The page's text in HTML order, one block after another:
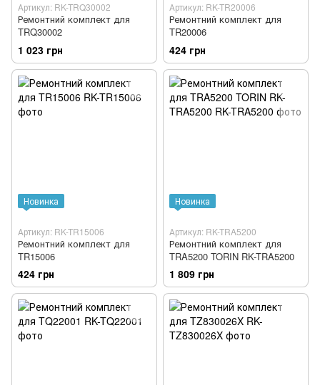
Артикул: RK-TRQ30002
Ремонтний комплект для
TRQ30002
1 023 грн
Артикул: RK-TR20006
Ремонтний комплект для
TR20006
424 грн
Новинка
Артикул: RK-TR15006
Ремонтний комплект для
TR15006
424 грн
Новинка
Артикул: RK-TRA5200
Ремонтний комплект для
TRA5200 TORIN RK-TRA5200
1 809 грн